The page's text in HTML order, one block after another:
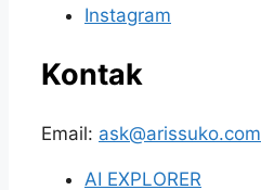
Instagram
Kontak
Email: ask@arissuko.com
AI EXPLORER